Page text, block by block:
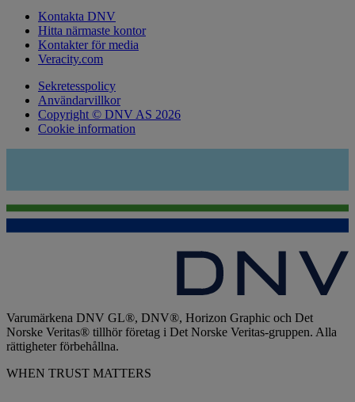
Kontakta DNV
Hitta närmaste kontor
Kontakter för media
Veracity.com
Sekretesspolicy
Användarvillkor
Copyright © DNV AS 2026
Cookie information
Varumärkena DNV GL®, DNV®, Horizon Graphic och Det
Norske Veritas® tillhör företag i Det Norske Veritas-gruppen. Alla
rättigheter förbehållna.
WHEN TRUST MATTERS